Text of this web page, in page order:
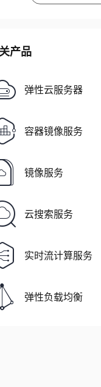
产品
弹性云服务器
容器镜像服务
镜像服务
云搜索服务
实时流计算服务
弹性负载均衡